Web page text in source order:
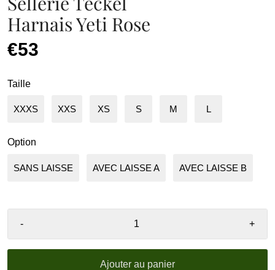
Harnais Yeti Rose
€53
Taille
XXXS XXS XS S M L
Option
SANS LAISSE AVEC LAISSE A AVEC LAISSE B
- +
Ajouter au panier